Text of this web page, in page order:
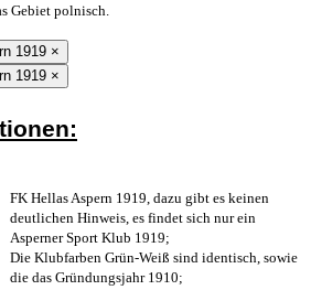
Gebiet polnisch.
×
×
FK Hellas Aspern 1919, dazu gibt es keinen
deutlichen Hinweis, es findet sich nur ein
Asperner Sport Klub 1919;
Die Klubfarben Grün-Weiß sind identisch, sowie
die das Gründungsjahr 1910;